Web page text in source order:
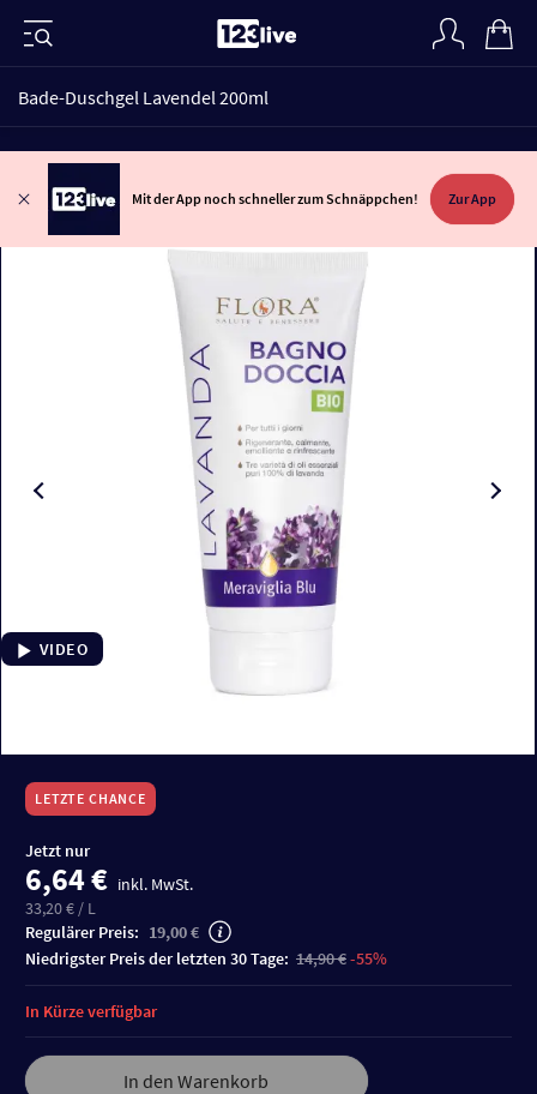
Bade-Duschgel Lavendel 200ml
Mit der App noch schneller zum Schnäppchen! Zur App
VIDEO
LETZTE CHANCE
Jetzt nur
6,64 € inkl. MwSt.
33,20 € / L
Regulärer Preis: 19,00 €
niedrigster Preis der letzten 30 Tage: 14,90 €-55%
In den Warenkorb
In Kürze verfügbar